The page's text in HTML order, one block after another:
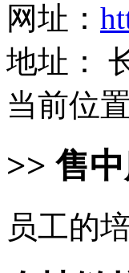
网址：
地址：
当前位
>> 售
员工的